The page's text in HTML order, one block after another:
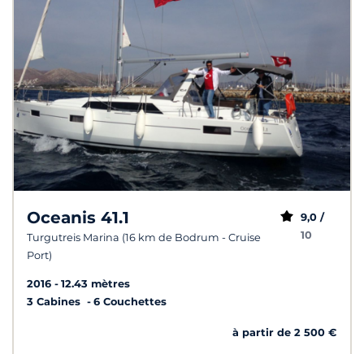
Oceanis 41.1
Turgutreis Marina (16 km de Bodrum - Cruise
Port)
9,0 /
10
2016
12.43 mètres
3 Cabines
6 Couchettes
à partir de 2 500 €